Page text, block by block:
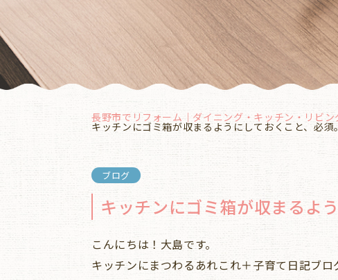
長野市でリフォーム｜ダイニング・キッチン・リビ
キッチンにゴミ箱が収まるようにしておくこと、必須
ブログ
キッチンにゴミ箱が収まるよ
こんにちは！大島です。
キッチンにまつわるあれこれ＋子育て日記ブ